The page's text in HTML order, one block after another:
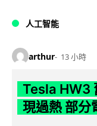
人工智能
arthur 13 小時
Tesla HW3
現過熱 部分